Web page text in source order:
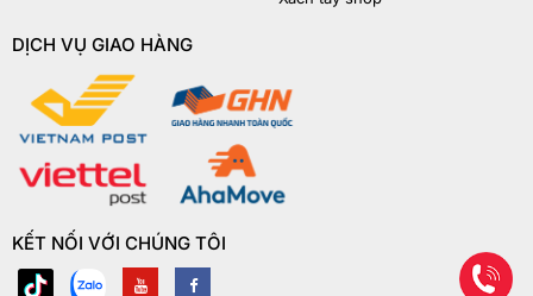
DỊCH VỤ GIAO HÀNG
KẾT NỐI VỚI CHÚNG TÔI